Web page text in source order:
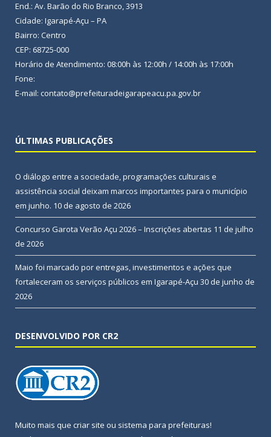
End.: Av. Barão do Rio Branco, 3913
Cidade: Igarapé-Açu – PA
Bairro: Centro
CEP: 68725-000
Horário de Atendimento: 08:00h às 12:00h / 14:00h às 17:00h
Fone:
E-mail: contato@prefeituradeigarapeacu.pa.gov.br
ÚLTIMAS PUBLICAÇÕES
O diálogo entre a sociedade, programações culturais e
assistência social deixam marcos importantes para o município
em junho. 10 de agosto de 2026
Concurso Garota Verão Açu 2026 – Inscrições abertas 11 de julho
de 2026
Maio foi marcado por entregas, investimentos e ações que
fortaleceram os serviços públicos em Igarapé-Açu 30 de junho de
2026
DESENVOLVIDO POR CR2
Muito mais que criar site ou sistema para prefeituras!